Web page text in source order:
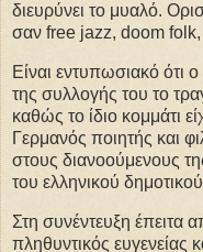
διευρύνει το μυαλό.
σαν free jazz, doom folk,
Είναι εντυπωσιακό ότι
της συλλογής του το
καθώς το ίδιο κομμάτι
Γερμανός ποιητής και
στους διανοούμενους
του ελληνικού
Στη συνέντευξη έπειτα
πληθυντικός ευγενείας